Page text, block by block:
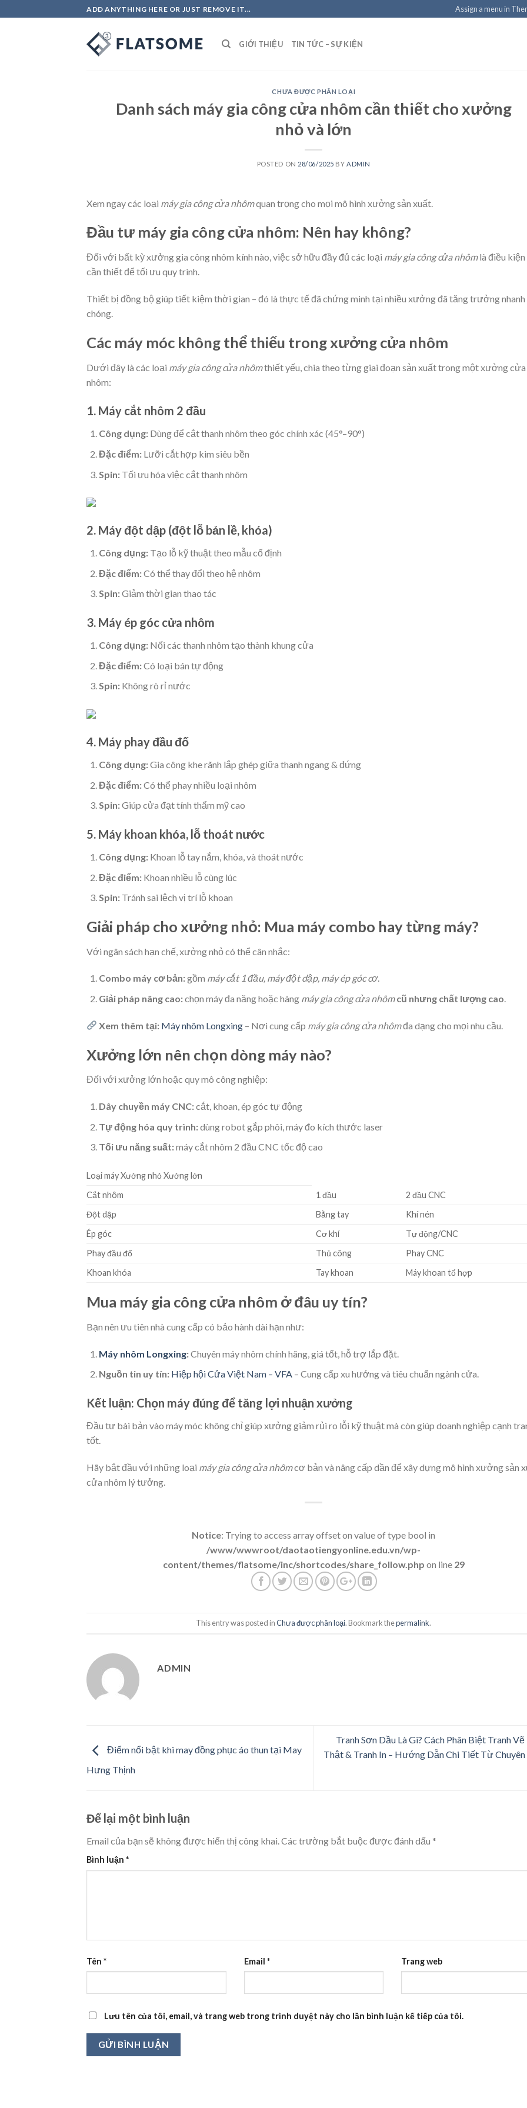
to
ADD ANYTHING HERE OR JUST REMOVE IT... Assign a menu in
GIỚI THIỆU TIN TỨC – SỰ KIỆN
CHƯA ĐƯỢC PHÂN LOẠI
Danh sách máy gia công cửa nhôm cần thiết cho xưởng
nhỏ và lớn
POSTED ON 28/06/2025 BY ADMIN
Xem ngay các loại máy gia công cửa nhômquan trọng cho mọi mô hình xưởng sản xuất.
Đầu tư máy gia công cửa nhôm: Nên hay không?
Đối với bất kỳ xưởng gia công nhôm kính nào, việc sở hữu đầy đủ các loại máy gia công cửa nhômlà điều kiện
cần thiết để tối ưu quy trình.
Thiết bị đồng bộ giúp tiết kiệm thời gian – đó là thực tế đã chứng minh tại nhiều xưởng đã tăng trưởng nhanh
chóng.
Các máy móc không thể thiếu trong xưởng cửa nhôm
Dưới đây là các loại máy gia công cửa nhômthiết yếu, chia theo từng giai đoạn sản xuất trong một xưởng cửa
nhôm:
1. Máy cắt nhôm 2 đầu
Công dụng:Dùng để cắt thanh nhôm theo góc chính xác (45°–90°)
Đặc điểm:Lưỡi cắt hợp kim siêu bền
Spin:Tối ưu hóa việc cắt thanh nhôm
2. Máy đột dập (đột lỗ bản lề, khóa)
Công dụng:Tạo lỗ kỹ thuật theo mẫu cố định
Đặc điểm:Có thể thay đổi theo hệ nhôm
Spin:Giảm thời gian thao tác
3. Máy ép góc cửa nhôm
Công dụng:Nối các thanh nhôm tạo thành khung cửa
Đặc điểm:Có loại bán tự động
Spin:Không rò rỉ nước
4. Máy phay đầu đố
Công dụng:Gia công khe rãnh lắp ghép giữa thanh ngang & đứng
Đặc điểm:Có thể phay nhiều loại nhôm
Spin:Giúp cửa đạt tính thẩm mỹ cao
5. Máy khoan khóa, lỗ thoát nước
Công dụng:Khoan lỗ tay nắm, khóa, và thoát nước
Đặc điểm:Khoan nhiều lỗ cùng lúc
Spin:Tránh sai lệch vị trí lỗ khoan
Giải pháp cho xưởng nhỏ: Mua máy combo hay từng máy?
Với ngân sách hạn chế, xưởng nhỏ có thể cân nhắc:
Combo máy cơ bản:gồm máy cắt 1 đầu, máy đột dập, máy ép góc cơ.
Giải pháp nâng cao:chọn máy đa năng hoặc hàng máy gia công cửa nhôm cũ nhưng chất lượng cao.
Xem thêm tại: Máy nhôm Longxing – Nơi cung cấp máy gia công cửa nhômđa dạng cho mọi nhu cầu.
Xưởng lớn nên chọn dòng máy nào?
Đối với xưởng lớn hoặc quy mô công nghiệp:
Dây chuyền máy CNC:cắt, khoan, ép góc tự động
Tự động hóa quy trình:dùng robot gắp phôi, máy đo kích thước laser
Tối ưu năng suất:máy cắt nhôm 2 đầu CNC tốc độ cao
Loại máy Xưởng nhỏ Xưởng lớn
Cắt nhôm
1 đầu
2 đầu CNC
Đột dập
Bằng tay
Khí nén
Ép góc
Cơ khí
Tự động/CNC
Phay đầu đố
Thủ công
Phay CNC
Khoan khóa
Tay khoan Máy khoan tổ hợp
Mua máy gia công cửa nhôm ở đâu uy tín?
Bạn nên ưu tiên nhà cung cấp có bảo hành dài hạn như:
Máy nhôm Longxing:Chuyên máy nhôm chính hãng, giá tốt, hỗ trợ lắp đặt.
Nguồn tin uy tín: Hiệp hội Cửa Việt Nam – VFA– Cung cấp xu hướng và tiêu chuẩn ngành cửa.
Kết luận: Chọn máy đúng để tăng lợi nhuận xưởng
Đầu tư bài bản vào máy móc không chỉ giúp xưởng giảm rủi ro lỗi kỹ thuật mà còn giúp doanh nghiệp cạnh
tốt.
Hãy bắt đầu với những loại máy gia công cửa nhômcơ bản và nâng cấp dần để xây dựng mô hình xưởng sản
cửa nhôm lý tưởng.
Notice: Trying to access array offset on value of type bool in
/www/wwwroot/daotaotiengyonline.edu.vn/wp-
content/themes/flatsome/inc/shortcodes/share_follow.php on line 29
This entry was posted inChưa được phân loại. Bookmark thepermalink.
ADMIN
Điểm nổi bật khi may đồng phục áo thun tại May
Hưng Thịnh
Tranh Sơn Dầu Là Gì? Cách Phân Biệt Tranh Vẽ
Thật & Tranh In – Hướng Dẫn Chi Tiết Từ Chuyên
Để lại một bình luận
Email của bạn sẽ không được hiển thị công khai.Các trường bắt buộc được đánh dấu *
Bình luận *
Tên * Email * Trang web
Lưu tên của tôi, email, và trang web trong trình duyệt này cho lần bình luận kế tiếp của tôi.